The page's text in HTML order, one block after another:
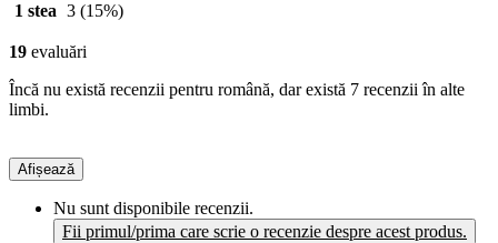
1 stea 3 (15%)
19 evaluări
Încă nu există recenzii pentru română, dar există 7 recenzii în alte
limbi.
Afișează
Nu sunt disponibile recenzii.
Fii primul/prima care scrie o recenzie despre acest produs.